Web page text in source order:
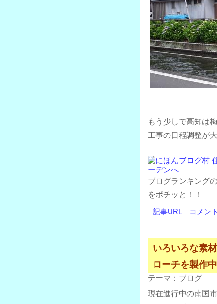
もう少しで高知は
工事の日程調整が
ブログランキング
をポチッと！！
記事URL コメン
いろいろな素
ローチを製作
テーマ： ブログ
現在進行中の南国